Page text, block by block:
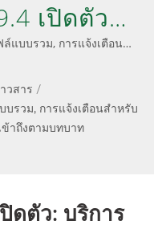
เปิดตัว:
ม, การแจ้ง
, และการ
ถึงตาม
เก็บแบบ
แบบรวม, การแจ้งเตือน
าถึงตามบทบาท | อินเต
ใช้งานง่าย
วสาร /
บรวม, การแจ้งเตือนสำหรับ
ข้าถึงตามบทบาท
ดตัว: บริการ